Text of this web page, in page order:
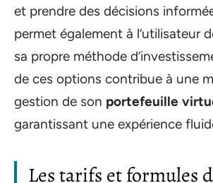
et prendre des décisions
permet également à l’utilisateur
sa propre méthode
de ces options contribue à une
gestion de son portefeuille
garantissant une expérience
Les tarifs et formules